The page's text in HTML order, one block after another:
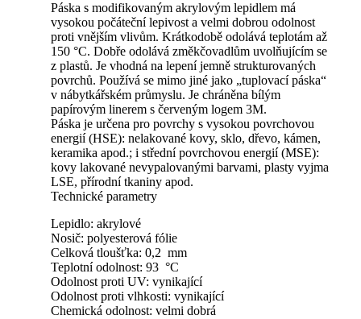
Páska s modifikovaným akrylovým lepidlem má
vysokou počáteční lepivost a velmi dobrou odolnost
proti vnějším vlivům. Krátkodobě odolává teplotám až
150 °C. Dobře odolává změkčovadlům uvolňujícím se
z plastů. Je vhodná na lepení jemně strukturovaných
povrchů. Používá se mimo jiné jako „tuplovací páska“
v nábytkářském průmyslu. Je chráněna bílým
papírovým linerem s červeným logem 3M.
Páska je určena pro povrchy s vysokou povrchovou
energií (HSE): nelakované kovy, sklo, dřevo, kámen,
keramika apod.; i střední povrchovou energií (MSE):
kovy lakované nevypalovanými barvami, plasty vyjma
LSE, přírodní tkaniny apod.
Technické parametry
Lepidlo: akrylové
Nosič: polyesterová fólie
Celková tloušťka: 0,2 mm
Teplotní odolnost: 93 °C
Odolnost proti UV: vynikající
Odolnost proti vlhkosti: vynikající
Chemická odolnost: velmi dobrá